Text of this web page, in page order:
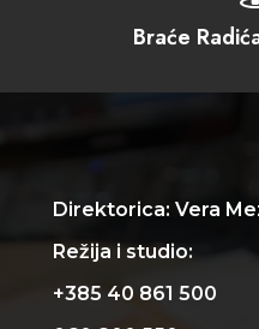
Braće
Direktorica: Vera
Režija i studio:
+385 40 861 500